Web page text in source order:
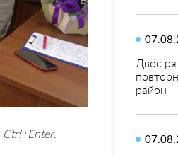
Ctrl+Enter.
Двоє
район